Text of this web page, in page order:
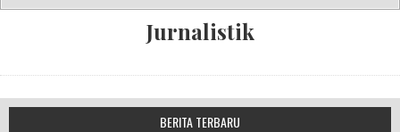
Jurnalistik
BERITA TERBARU